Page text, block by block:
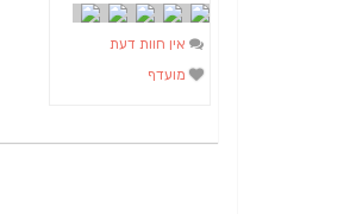
אין חוות דעת
מועדף